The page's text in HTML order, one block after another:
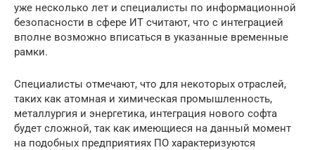
уже несколько лет и специалисты по информационной
безопасности в сфере ИТ считают, что с интеграцией
вполне возможно вписаться в указанные временные
рамки.
Специалисты отмечают, что для некоторых отраслей,
таких как атомная и химическая промышленность,
металлургия и энергетика, интеграция нового софта
будет сложной, так как имеющиеся на данный момент
на подобных предприятиях ПО характеризуются